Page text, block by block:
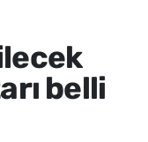
belli